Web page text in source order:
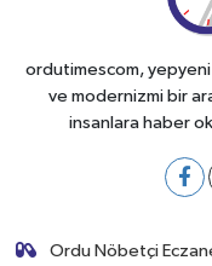
ordutimescom,
ve modernizmi bir
insanlara haber
Ordu Nöbetçi